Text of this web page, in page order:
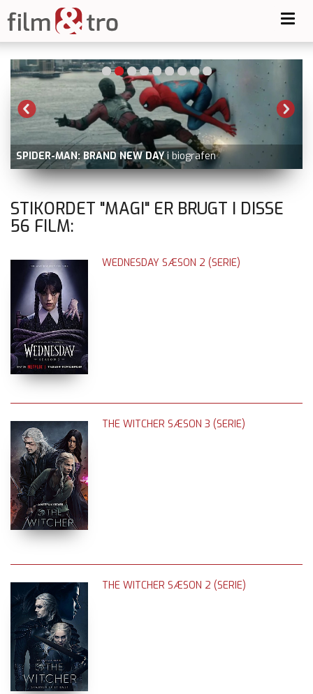
SPIDER-MAN: BRAND NEW DAY i biografen
STIKORDET "MAGI" ER BRUGT I DISSE
56 FILM:
WEDNESDAY SÆSON 2 (SERIE)
THE WITCHER SÆSON 3 (SERIE)
THE WITCHER SÆSON 2 (SERIE)